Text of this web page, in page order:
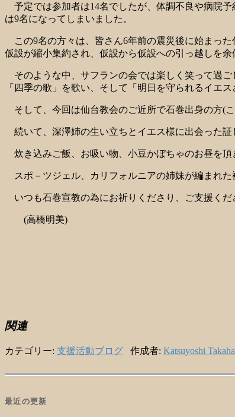
予定では参加者は14名でしたが、体調不良や病院
は9名になってしまいました。
この9名の方々は、皆さん6年前の震災後に始まった
仮設が縮小集約され、仮設から仮設への引っ越しを
そのような中、サフランの会では楽しく笑って過ご
「四季の歌」を歌い、そして「明日を守られるイエ
そして、今回は仙台教会のご近所で石巻出身の方(
続いて、深澤姉の生い立ちとイエス様に出会った証
炊き込みご飯、お吸い物、小豆かぼちゃのお昼を頂
スポ－ツジェル、カリフォルニアの姉妹が編まれた
いつも石巻宣教の為にお祈りくださり、ご支援くだ
(高橋明美)
関連
カテゴリー: 支援活動ブログ 作成者: Katsuyoshi
最近の更新